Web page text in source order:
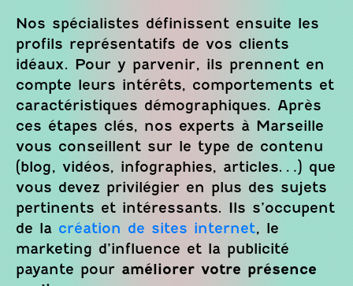
Nos spécialistes définissent ensuite les
profils représentatifs de vos clients
idéaux. Pour y parvenir, ils prennent en
compte leurs intérêts, comportements et
caractéristiques démographiques. Après
ces étapes clés, nos experts à Marseille
vous conseillent sur le type de contenu
(blog, vidéos, infographies, articles…) que
vous devez privilégier en plus des sujets
pertinents et intéressants. Ils s’occupent
de la création de sites internet, le
marketing d’influence et la publicité
payante pour améliorer votre présence